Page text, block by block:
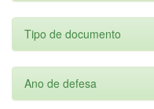
Tipo de documento
Ano de defesa